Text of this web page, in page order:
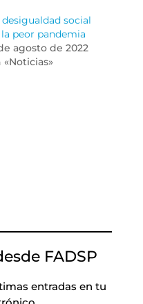
desigualdad social
la peor pandemia
agosto de 2022
«Noticias»
FADSP
entradas en tu